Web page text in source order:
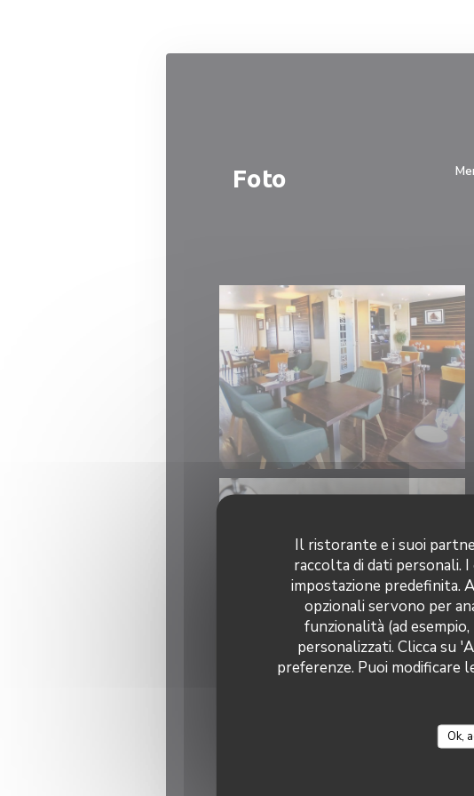
Il ristorante e i suoi
raccolta di dati personali.
impostazione predefinita.
opzionali servono per
funzionalità (ad
personalizzati. Clicca
preferenze. Puoi modificare
Ok,
Foto